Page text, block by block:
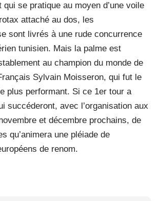
qui se pratique au moyen d’une voile
attaché au dos, les
sont livrés à une rude concurrence
tunisien. Mais la palme est
au champion du monde de
Sylvain Moisseron, qui fut le
plus performant. Si ce 1er tour a
succéderont, avec l’organisation aux
et décembre prochains, de
qu’animera une pléiade de
de renom.